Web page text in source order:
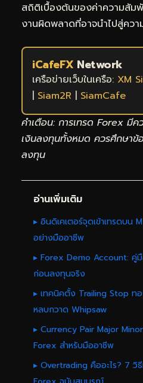
สถิติเบื้องต้นของค่าความสัมพั
งานผิดพลาดที่อาจนำไปสู่ควา
iCafeFX Network
เครือข่ายเว็บในเครือ: XM
| Siam2R | SiamCafe
คำเตือน: การเทรด Forex มี
เงินลงทุนทั้งหมด ควรศึกษาข้
ลงทุน
อ่านเพิ่มเติม
▸ อินดิเคเตอร์จุดเข้าเทรดบน
อย่างมืออาชีพ
▸ Forex Demo Account: คู่
ก่อนลงทุนจริง
▸ เทคนิคตั้ง Trailing Stop ท
หลบกวาด Whipsaw
▸ Currency Pair Major
Forex สำหรับมืออาชีพ
▸ Overtrading คืออะไร? 7 วิ